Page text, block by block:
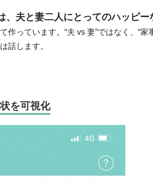
、夫と妻二人にとってのハッピー
作っています。“夫 vs 妻”ではなく、“
話します。
を可視化